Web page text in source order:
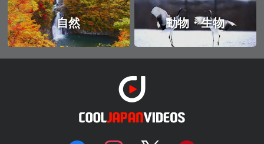
自然 動物・生物